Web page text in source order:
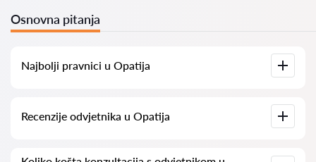
Osnovna pitanja
Najbolji pravnici u Opatija
informacijama. Cijene, recenzije, telefonski brojevi i adrese.
Recenzije odvjetnika u Opatija